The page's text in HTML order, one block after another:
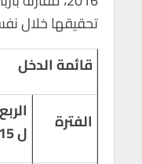
k
تحقيقها خلال نفس
قائمة الدخل
الفترة
ل 2015